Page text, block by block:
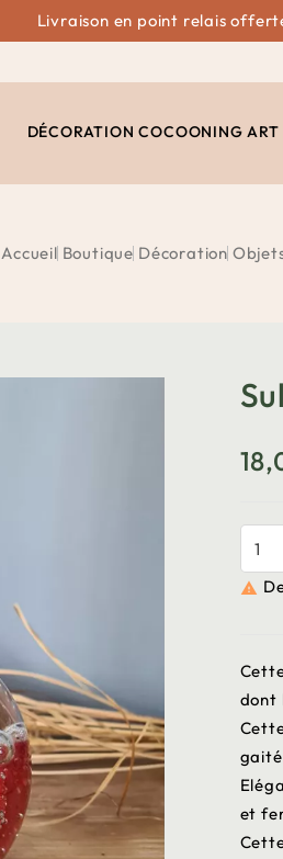
Livraison en point relais
DÉCORATION COCOONING
Accueil Boutique Décoration

dont
et